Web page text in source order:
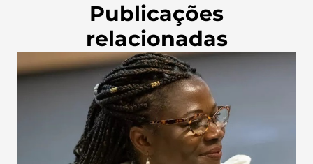
Publicações
relacionadas